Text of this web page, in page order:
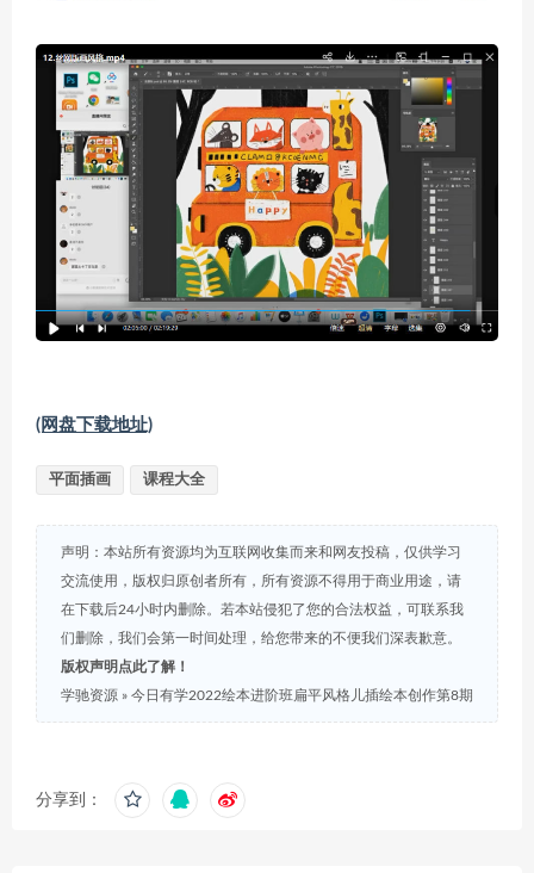
(网盘下载地址)
平面插画 课程大全
声明：本站所有资源均为互联网收集而来和网友投稿，仅供学习
交流使用，版权归原创者所有，所有资源不得用于商业用途，请
在下载后24小时内删除。若本站侵犯了您的合法权益，可联系我
们删除，我们会第一时间处理，给您带来的不便我们深表歉意。
版权声明点此了解！
学驰资源 » 今日有学2022绘本进阶班扁平风格儿插绘本创作第8期
分享到：